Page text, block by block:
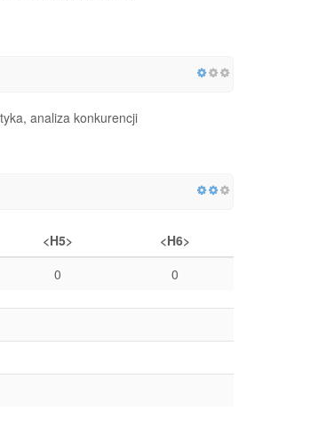
analiza konkurencji
<H5>
<H6>
0 0